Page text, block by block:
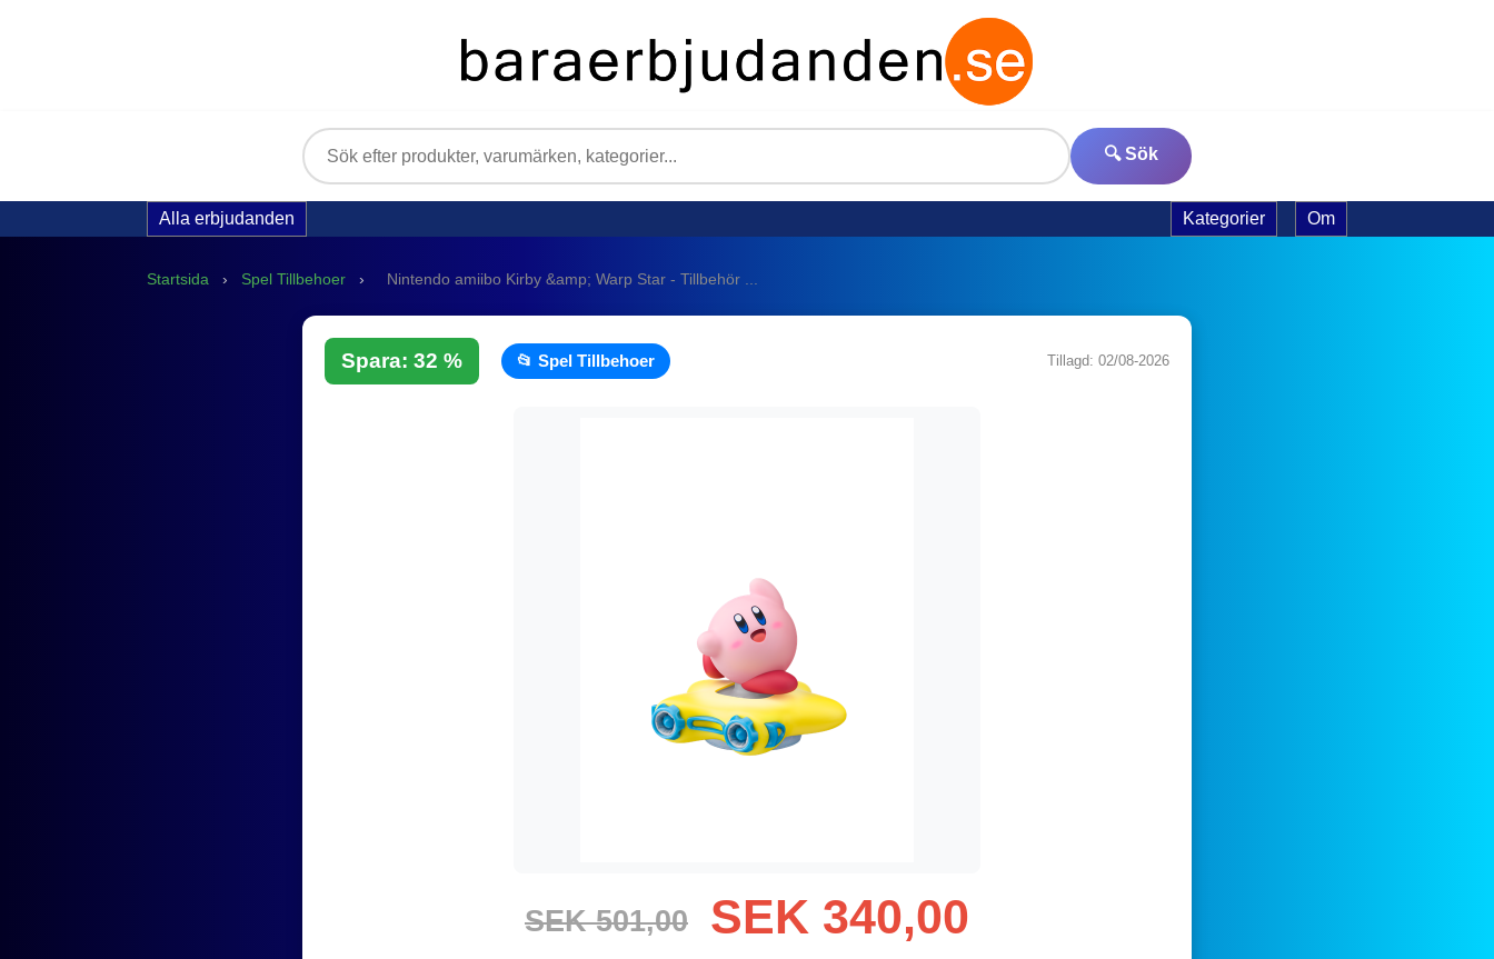
🔍 Sök
Alla erbjudanden Kategorier Om
Startsida › Spel Tillbehoer › Nintendo amiibo Kirby &amp; Warp Star - Tillbehör ...
Spara: 32 % 📂 Spel Tillbehoer Tillagd: 02/08-2026
SEK 501,00 SEK 340,00